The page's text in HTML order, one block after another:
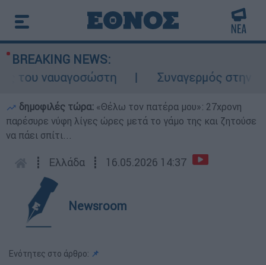
BREAKING NEWS:
ναυαγοσώστη
Συναγερμός στην
δημοφιλές τώρα: «Θέλω τον πατέρα μου»: 27χρονη
παρέσυρε νύφη λίγες ώρες μετά το γάμο της και ζητούσε
να πάει σπίτι...
┋ Ελλάδα ┋ 16.05.2026 14:37
Newsroom
Ενότητες στο άρθρο: 📌